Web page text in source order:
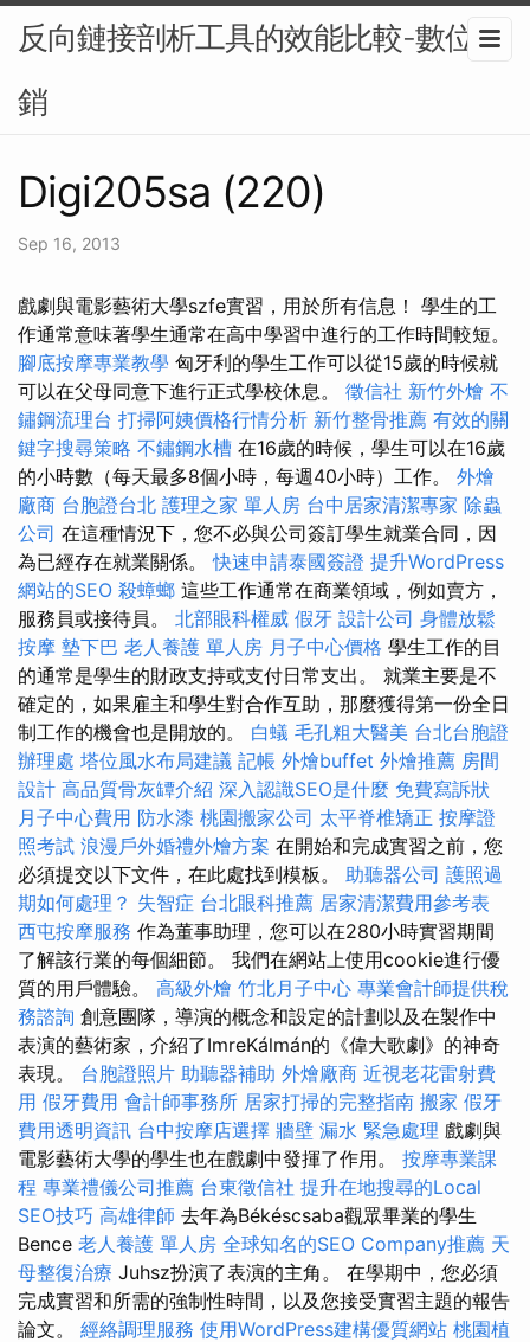
反向鏈接剖析工具的效能比較-數位行
銷
Digi205sa (220)
Sep 16, 2013
戲劇與電影藝術大學szfe實習，用於所有信息！ 學生的工
作通常意味著學生通常在高中學習中進行的工作時間較短。
腳底按摩專業教學 匈牙利的學生工作可以從15歲的時候就
可以在父母同意下進行正式學校休息。 徵信社 新竹外燴 不
鏽鋼流理台 打掃阿姨價格行情分析 新竹整骨推薦 有效的關
鍵字搜尋策略 不鏽鋼水槽 在16歲的時候，學生可以在16歲
的小時數（每天最多8個小時，每週40小時）工作。 外燴
廠商 台胞證台北 護理之家 單人房 台中居家清潔專家 除蟲
公司 在這種情況下，您不必與公司簽訂學生就業合同，因
為已經存在就業關係。快速申請泰國簽證 提升WordPress
網站的SEO 殺蟑螂 這些工作通常在商業領域，例如賣方，
服務員或接待員。 北部眼科權威 假牙 設計公司 身體放鬆
按摩 墊下巴 老人養護 單人房 月子中心價格 學生工作的目
的通常是學生的財政支持或支付日常支出。 就業主要是不
確定的，如果雇主和學生對合作互助，那麼獲得第一份全日
制工作的機會也是開放的。 白蟻 毛孔粗大醫美 台北台胞證
辦理處 塔位風水布局建議 記帳 外燴buffet 外燴推薦 房間
設計 高品質骨灰罈介紹 深入認識SEO是什麼 免費寫訴狀
月子中心費用 防水漆 桃園搬家公司 太平脊椎矯正 按摩證
照考試 浪漫戶外婚禮外燴方案 在開始和完成實習之前，您
必須提交以下文件，在此處找到模板。 助聽器公司 護照過
期如何處理？ 失智症 台北眼科推薦 居家清潔費用參考表
西屯按摩服務 作為董事助理，您可以在280小時實習期間
了解該行業的每個細節。 我們在網站上使用cookie進行優
質的用戶體驗。 高級外燴 竹北月子中心 專業會計師提供稅
務諮詢 創意團隊，導演的概念和設定的計劃以及在製作中
表演的藝術家，介紹了ImreKálmán的《偉大歌劇》的神奇
表現。 台胞證照片 助聽器補助 外燴廠商 近視老花雷射費
用 假牙費用 會計師事務所 居家打掃的完整指南 搬家 假牙
費用透明資訊 台中按摩店選擇 牆壁 漏水 緊急處理 戲劇與
電影藝術大學的學生也在戲劇中發揮了作用。 按摩專業課
程 專業禮儀公司推薦 台東徵信社 提升在地搜尋的Local
SEO技巧 高雄律師 去年為Békéscsaba觀眾畢業的學生
Bence 老人養護 單人房 全球知名的SEO Company推薦 天
母整復治療 Juhsz扮演了表演的主角。 在學期中，您必須
完成實習和所需的強制性時間，以及您接受實習主題的報告
論文。 經絡調理服務 使用WordPress建構優質網站 桃園植